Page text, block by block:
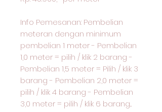
Info Pemesanan: Pembelian
meteran dengan minimum
pembelian 1 meter - Pembelian
1,0 meter = pilih / klik 2 barang -
Pembelian 1,5 meter = Pilih / klik 3
barang - Pembelian 2,0 meter =
pilih / klik 4 barang - Pembelian
3,0 meter = pilih / klik 6 barang...